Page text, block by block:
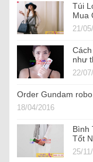
Túi
Mua
21/
như
22/
Order Gundam
18/04/2016
Bình
Tốt
25/